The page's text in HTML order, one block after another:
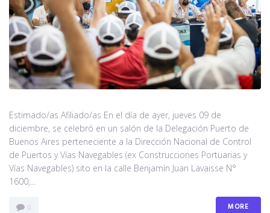
Estimado/as Afiliado/as En el día de ayer, jueves 09 de
diciembre, se celebró en un salón de la Delegación Puerto de
Buenos Aires perteneciente a la Dirección Nacional de Control
de Puertos y Vías Navegables (ex Construcciones Portuarias y
Vías Navegables) sito en la calle Benjamín Juan Lavaisse N°
1600,...
0 MORE